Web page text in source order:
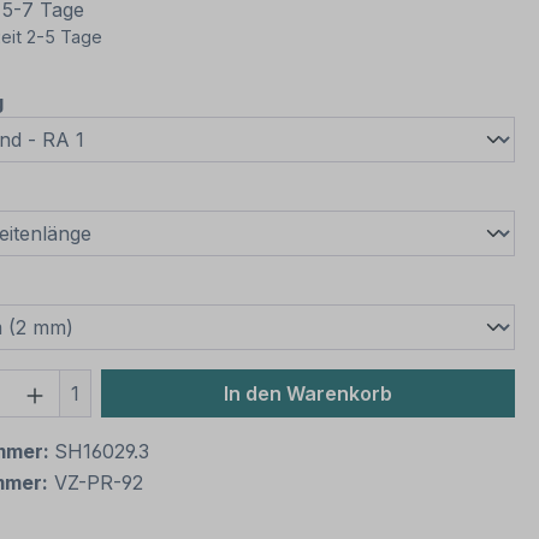
7 Tage
2-5 Tage
auswählen
Anzahl: Gib den gewünschten Wert
1 In den Warenkorb
SH16029.3
VZ-PR-92